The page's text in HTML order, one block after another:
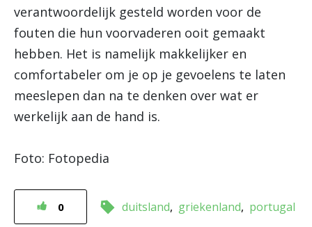
verantwoordelijk gesteld worden voor de
fouten die hun voorvaderen ooit gemaakt
hebben. Het is namelijk makkelijker en
comfortabeler om je op je gevoelens te laten
meeslepen dan na te denken over wat er
werkelijk aan de hand is.
Foto: Fotopedia
0 duitsland griekenland portugal